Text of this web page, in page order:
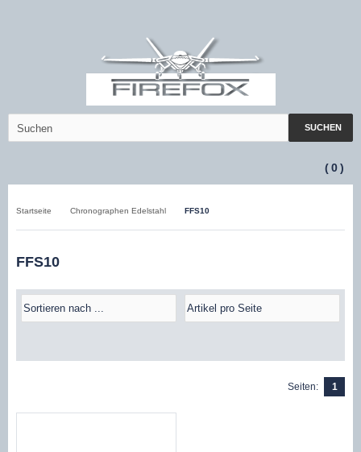
SUCHEN
(0)
Startseite Chronographen Edelstahl FFS10
FFS10
Seiten: 1